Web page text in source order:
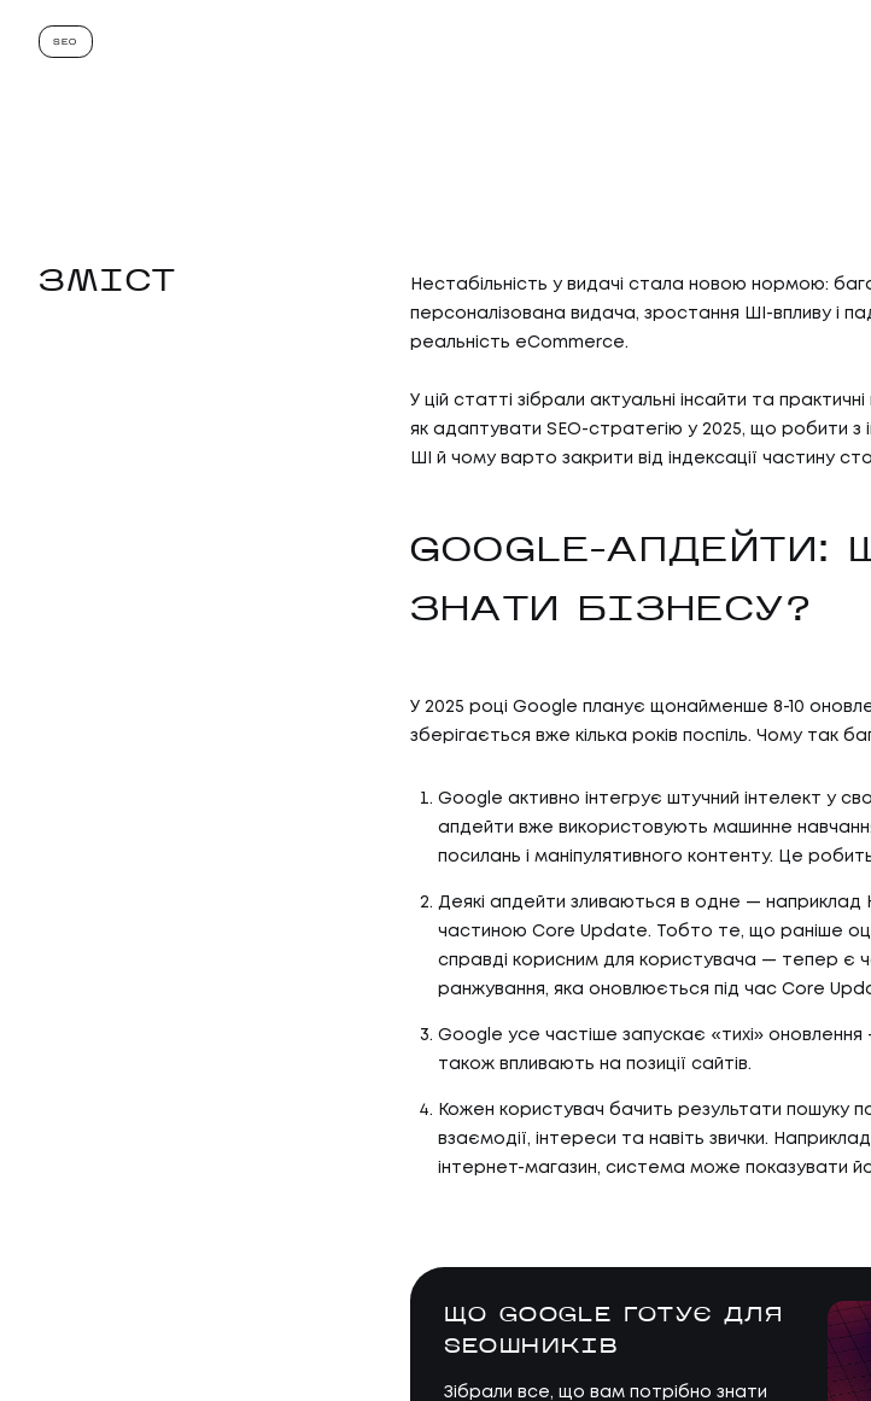
SEO
ЗМІСТ
Нестабільність у видачі стала новою нормою:
персоналізована видача, зростання ШІ-впливу і
реальність eCommerce.
У цій статті зібрали актуальні інсайти та
як адаптувати SEO-стратегію у 2025, що робити з
ШІ й чому варто закрити від індексації частину
GOOGLE-АПДЕЙТИ:
ЗНАТИ БІЗНЕСУ?
У 2025 році Google планує щонайменше 8-10
зберігається вже кілька років поспіль. Чому так
Google активно інтегрує штучний інтелект у
апдейти вже використовують машинне
посилань і маніпулятивного контенту. Це
Деякі апдейти зливаються в одне —
частиною Core Update. Тобто те, що раніше
справді корисним для користувача — тепер є
ранжування, яка оновлюється під час Core
Google усе частіше запускає «тихі» оновлення
також впливають на позиції сайтів.
Кожен користувач бачить результати пошуку
взаємодії, інтереси та навіть звички.
інтернет-магазин, система може показувати
ЩО GOOGLE ГОТУЄ ДЛЯ
SEOШНИКІВ
Зібрали все, що вам потрібно знати